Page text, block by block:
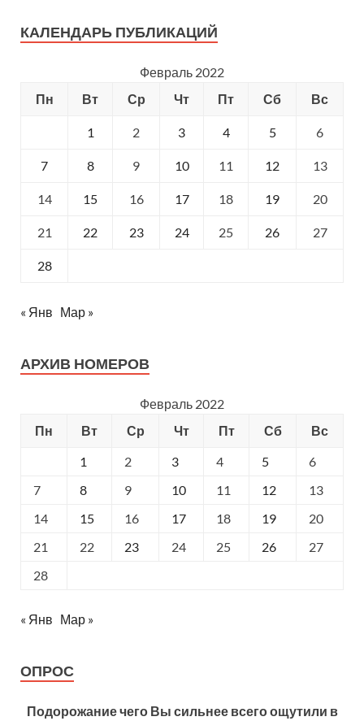
КАЛЕНДАРЬ ПУБЛИКАЦИЙ
Февраль 2022
Пн
Вт Ср Чт Пт Сб Вс
1 2 3 4 5 6
7 8 9 10 11 12 13
14 15 16 17 18 19 20
21 22 23 24 25 26 27
28
« Янв Мар »
АРХИВ НОМЕРОВ
Февраль 2022
Пн
Вт Ср Чт Пт Сб
Вс
1
2 3 4 5
6
7
8 9 10 11 12
13
14
15 16 17 18 19
20
21
22 23 24 25 26
27
28
« Янв Мар »
ОПРОС
Подорожание чего Вы сильнее всего ощутили в